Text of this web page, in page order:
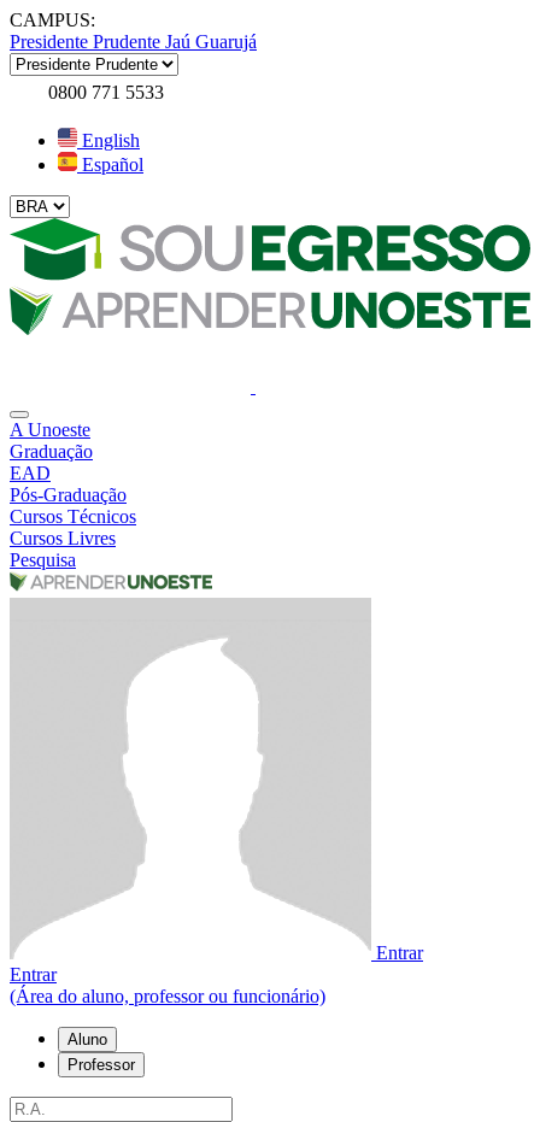
CAMPUS:
Presidente Prudente Jaú Guarujá
0800 771 5533
English
Español
A Unoeste
Graduação
EAD
Pós-Graduação
Cursos Técnicos
Cursos Livres
Pesquisa
Entrar
Entrar
(Área do aluno, professor ou funcionário)
Aluno
Professor